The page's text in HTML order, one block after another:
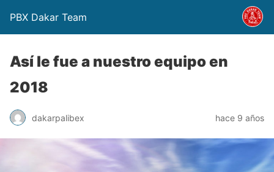
PBX Dakar Team
Así le fue a nuestro equipo en
2018
dakarpalibex hace 9 años